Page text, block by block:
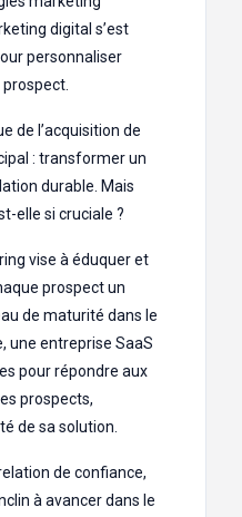
digital s’est
personnaliser
de l’acquisition de
: transformer un
durable. Mais
elle si cruciale ?
vise à éduquer et
prospect un
de maturité dans le
une entreprise SaaS
pour répondre aux
prospects,
de sa solution.
de confiance,
à avancer dans le